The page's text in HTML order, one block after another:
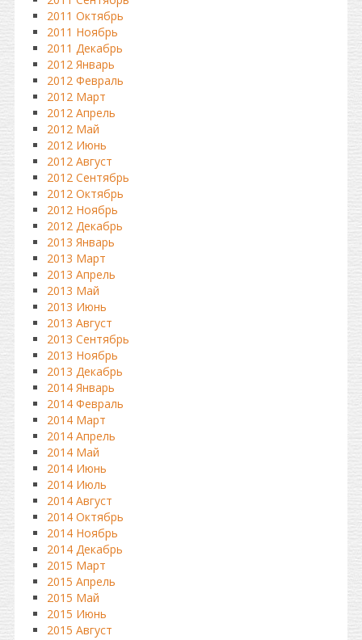
2011 Октябрь
2011 Ноябрь
2011 Декабрь
2012 Январь
2012 Февраль
2012 Март
2012 Апрель
2012 Май
2012 Июнь
2012 Август
2012 Сентябрь
2012 Октябрь
2012 Ноябрь
2012 Декабрь
2013 Январь
2013 Март
2013 Апрель
2013 Май
2013 Июнь
2013 Август
2013 Сентябрь
2013 Ноябрь
2013 Декабрь
2014 Январь
2014 Февраль
2014 Март
2014 Апрель
2014 Май
2014 Июнь
2014 Июль
2014 Август
2014 Октябрь
2014 Ноябрь
2014 Декабрь
2015 Март
2015 Апрель
2015 Май
2015 Июнь
2015 Август